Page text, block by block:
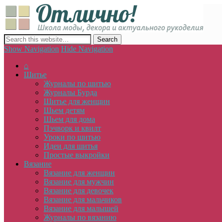
сайт о декоре, дизайне и моде, вязании, шитье и других видах
Show Navigation Hide Navigation
⌂
Шитье
Журналы по шитью
Журналы Бурда
Шитье для женщин
Шьем детям
Шьем для дома
Пэчворк и квилт
Уроки по шитью
Идеи для шитья
Простые выкройки
Вязание
Вязание для женщин
Вязание для мужчин
Вязание для девочек
Вязание для мальчиков
Вязание для малышей
Журналы по вязанию